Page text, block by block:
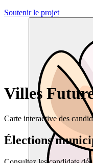
Soutenir le projet
Villes
Carte interactive des
Élections